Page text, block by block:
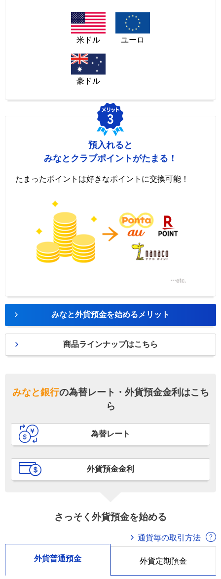
米ドル ユーロ
豪ドル
預入れると
みなとクラブポイントがたまる！
たまったポイントは好きなポイントに交換可能！
みなと外貨預金を始めるメリット
商品ラインナップはこちら
みなと銀行の為替レート・外貨預金金利はこち
ら
為替レート
外貨預金金利
さっそく外貨預金を始める
通貨毎の取引方法
外貨普通預金 外貨定期預金